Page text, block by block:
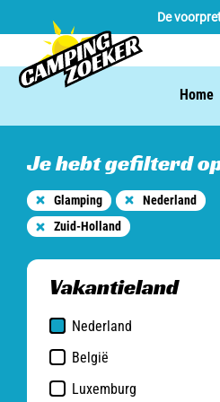
De
Home
Je hebt gefilterd
Glamping
Nederland
Zuid-Holland
Vakantieland
Nederland
België
Luxemburg